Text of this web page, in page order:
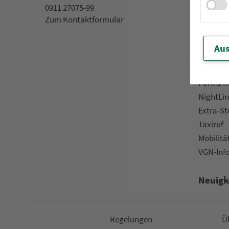
0911 27075-99
Zum Kon­taktformular
App
Park &
Extra-
Taxiruf
VGN-
Re­ge­lungen